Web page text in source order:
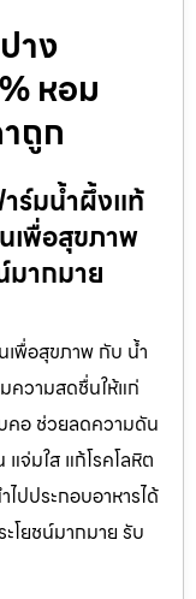
าง
หอม
ถูก
ร์มน้ำผึ้งแท้
เพื่อสุขภาพ
มากมาย
เพื่อสุขภาพ กับ น้ำ
ความสดชื่นให้แก่
บคอ ช่วยลดความดัน
จ่มใส แก้โรคโลหิต
ปประกอบอาหารได้
โยชน์มากมาย รับ